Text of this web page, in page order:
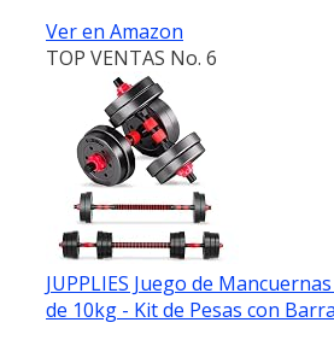
Ver en Amazon
TOP VENTAS No. 6
JUPPLIES Juego de
de 10kg - Kit de Pesas con